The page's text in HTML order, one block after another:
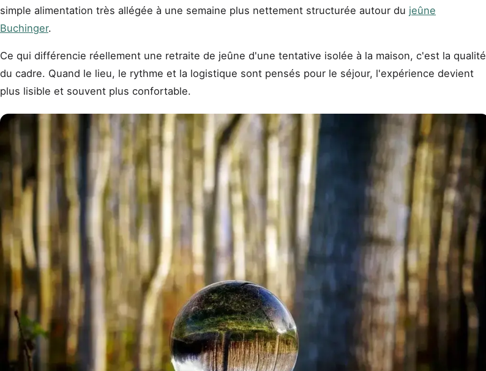
simple alimentation très allégée à une semaine plus nettement structurée autour du jeûne
Buchinger.
Ce qui différencie réellement une retraite de jeûne d'une tentative isolée à la maison, c'est la qualité
du cadre. Quand le lieu, le rythme et la logistique sont pensés pour le séjour, l'expérience devient
plus lisible et souvent plus confortable.